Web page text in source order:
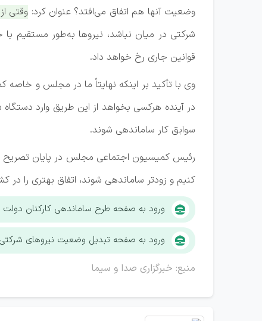
وضعیت آنها هم اتفاق می‌افتد؟ عنوان کرد: وقتی
شرکتی در میان نباشد، نیرو‌ها به‌طور مستقیم
قوانین جاری رخ خواهد داد.
وی با تأکید بر اینکه نهایتاً ما در مجلس و خاصه
در آینده هرکسی بخواهد از این طریق وارد
سوابق کار ساماندهی شوند.
رئیس کمیسیون اجتماعی مجلس در پایان تصریح
کنیم و زودتر ساماندهی شوند، اتفاق بهتری را در
ورود به صفحه طرح ساماندهی کارکنان دولت
ورود به صفحه تبدیل وضعیت نیروهای شرکتی
منبع: خبرگزاری صدا و سیما